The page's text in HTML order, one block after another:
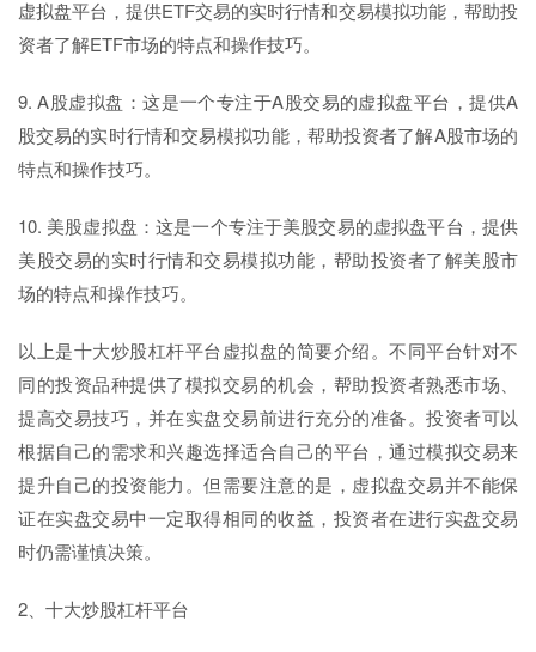
虚拟盘平台，提供ETF交易的实时行情和交易模拟功能，帮助投
资者了解ETF市场的特点和操作技巧。
9. A股虚拟盘：这是一个专注于A股交易的虚拟盘平台，提供A
股交易的实时行情和交易模拟功能，帮助投资者了解A股市场的
特点和操作技巧。
10. 美股虚拟盘：这是一个专注于美股交易的虚拟盘平台，提供
美股交易的实时行情和交易模拟功能，帮助投资者了解美股市
场的特点和操作技巧。
以上是十大炒股杠杆平台虚拟盘的简要介绍。不同平台针对不
同的投资品种提供了模拟交易的机会，帮助投资者熟悉市场、
提高交易技巧，并在实盘交易前进行充分的准备。投资者可以
根据自己的需求和兴趣选择适合自己的平台，通过模拟交易来
提升自己的投资能力。但需要注意的是，虚拟盘交易并不能保
证在实盘交易中一定取得相同的收益，投资者在进行实盘交易
时仍需谨慎决策。
2、十大炒股杠杆平台